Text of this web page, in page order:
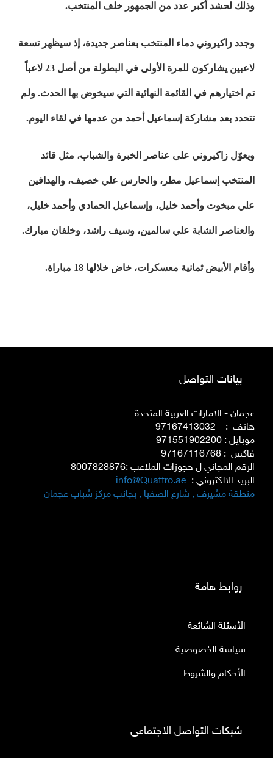
وذلك لحشد أكبر عدد من الجمهور خلف المنتخب.
وجدد زاكيروني دماء المنتخب بعناصر جديدة، إذ سيظهر تسعة
لاعبين يشاركون للمرة الأولى في البطولة من أصل 23 لاعباً
تم اختيارهم في القائمة النهائية التي سيخوض بها الحدث. ولم
تتحدد بعد مشاركة إسماعيل أحمد من عدمها في لقاء اليوم.
ويعوّل زاكيروني على عناصر الخبرة والشباب، مثل قائد
المنتخب إسماعيل مطر، والحارس علي خصيف، والهدافين
علي مبخوت وأحمد خليل، وإسماعيل الحمادي وأحمد خليل،
والعناصر الشابة علي سالمين، وسيف راشد، وخلفان مبارك.
وأقام الأبيض ثمانية معسكرات، خاض خلالها 18 مباراة.
بيانات التواصل
عجمان - الامارات العربية المتحدة
هاتف : 97167413032
موبايل : 971551902200
فاكس : 97167116768
الرقم المجاني ل حجوزات الملاعب :8007828876
البريد الالكتروني : info@Quattro.ae
منطقة مشيرف , شارع الصفيا , بجانب مركز شباب عجمان
روابط هامة
الأسئلة الشائعة
سياسة الخصوصية
الأحكام والشروط
شبكات التواصل الاجتماعى